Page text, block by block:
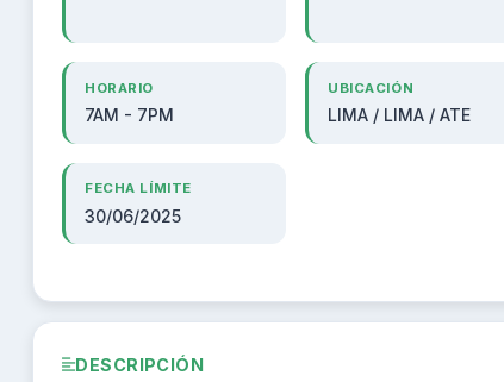
HORARIO
7AM - 7PM
UBICACIÓN
LIMA / LIMA / ATE
FECHA LÍMITE
30/06/2025
DESCRIPCIÓN